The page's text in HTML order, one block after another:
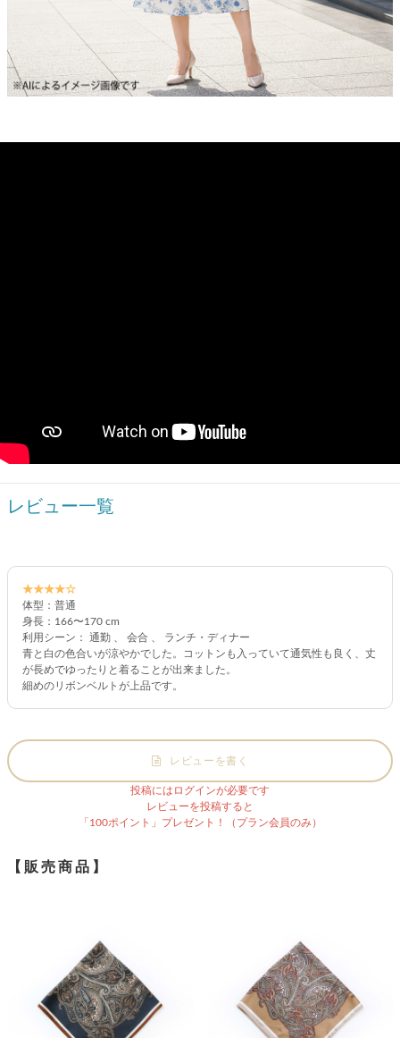
レビュー一覧
★★★★☆
体型：普通
身長：166〜170 cm
利用シーン： 通勤 、 会合 、 ランチ・ディナー
青と白の色合いが涼やかでした。コットンも入っていて通気性も良く、丈
が長めでゆったりと着ることが出来ました。
細めのリボンベルトが上品です。
レビューを書く
投稿にはログインが必要です
レビューを投稿すると
「100ポイント」プレゼント！（プラン会員のみ）
【販売商品】